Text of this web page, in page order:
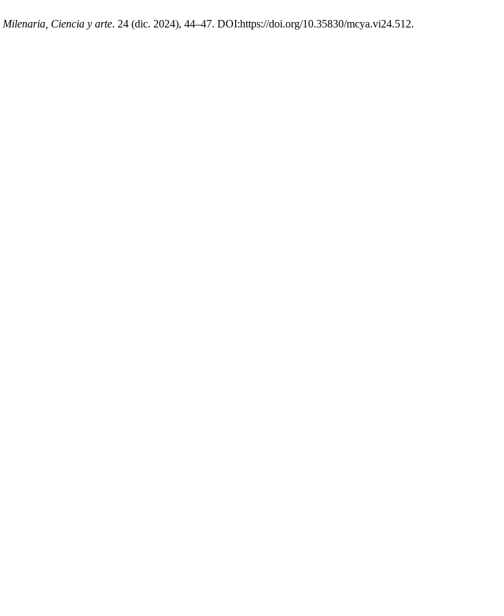
Milenaria, Ciencia y arte. 24 (dic. 2024), 44–47. DOI:https://doi.org/10.35830/mcya.vi24.512.